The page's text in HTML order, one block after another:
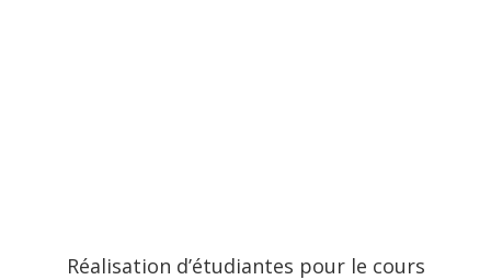
Réalisation d’étudiantes pour le cours